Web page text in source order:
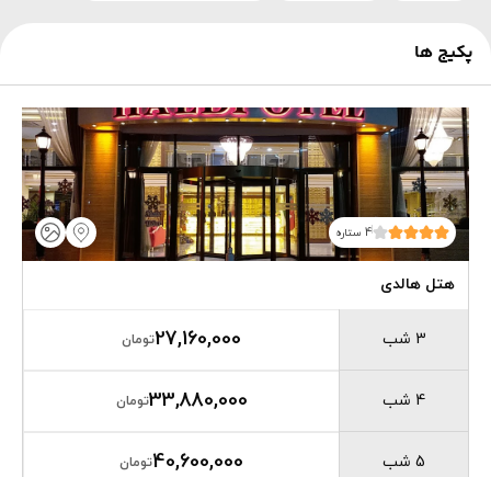
پکیج ها
4 ستاره
هتل هالدی
3 شب
4 شب
5 شب
27,160,000تومان
33,880,000تومان
40,600,000تومان